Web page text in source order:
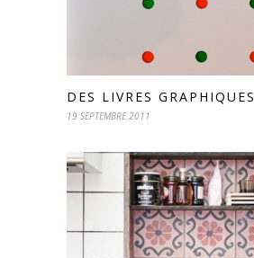
DES LIVRES GRAPHIQUES
19 SEPTEMBRE 2011